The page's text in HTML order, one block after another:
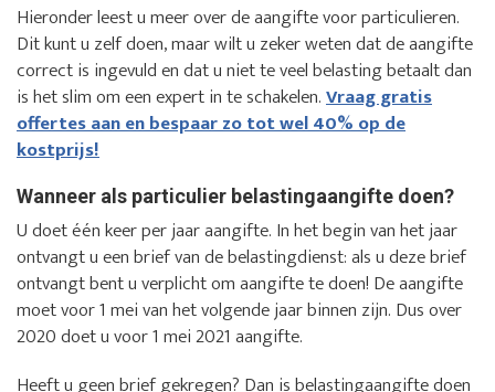
Hieronder leest u meer over de aangifte voor particulieren.
Dit kunt u zelf doen, maar wilt u zeker weten dat de aangifte
correct is ingevuld en dat u niet te veel belasting betaalt dan
is het slim om een expert in te schakelen.Vraag gratis
offertes aan en bespaar zo tot wel 40% op de
kostprijs!
Wanneer als particulier belastingaangifte doen?
U doet één keer per jaar aangifte. In het begin van het jaar
ontvangt u een brief van de belastingdienst: als u deze brief
ontvangt bent u verplicht om aangifte te doen! De aangifte
moet voor 1 mei van het volgende jaar binnen zijn. Dus over
2020 doet u voor 1 mei 2021 aangifte.
Heeft u geen brief gekregen? Dan is belastingaangifte doen